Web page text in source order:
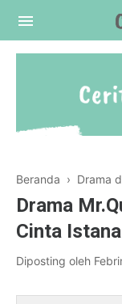
Beranda › Drama
Drama
Cinta Istana
Diposting oleh